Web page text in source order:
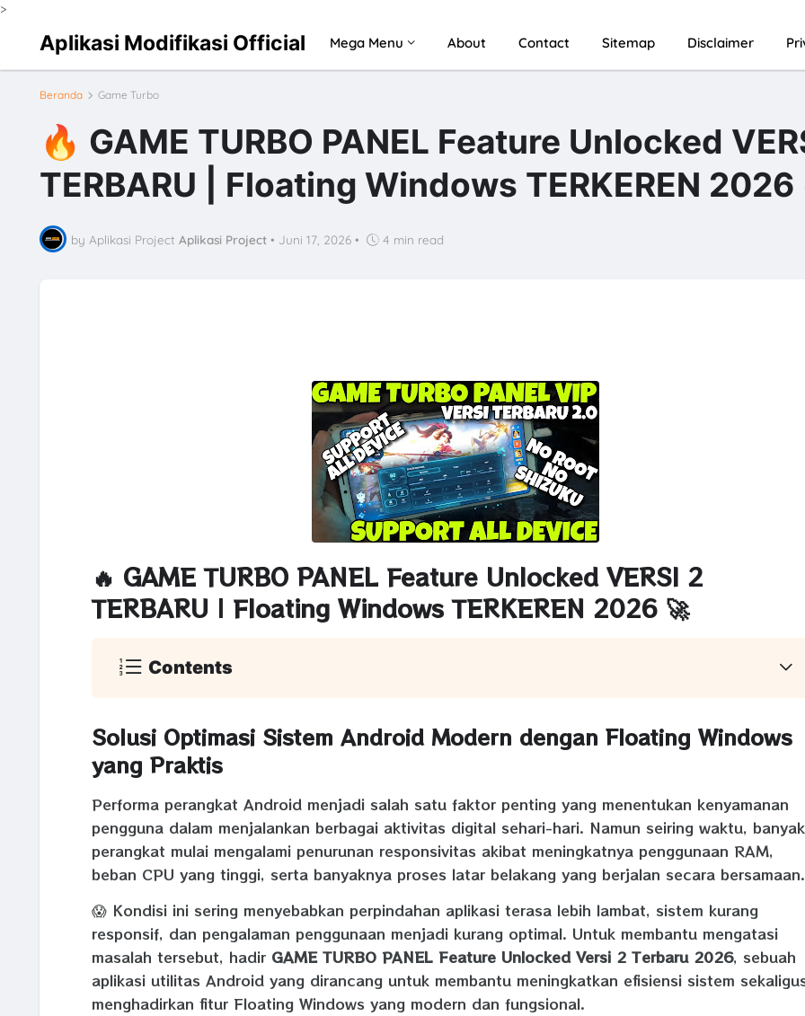
>
Aplikasi Modifikasi Official Mega Menu About Contact Sitemap Disclaimer
Beranda Game Turbo
🔥 GAME TURBO PANEL Feature Unlocked
TERBARU | Floating Windows TERKEREN
by Aplikasi Project Aplikasi Project • Juni 17, 2026 • 4 min read
🔥 GAME TURBO PANEL Feature Unlocked VERSI 2
TERBARU | Floating Windows TERKEREN 2026 🚀
Contents
Solusi Optimasi Sistem Android Modern dengan Floating Windows
yang Praktis
Performa perangkat Android menjadi salah satu faktor penting yang menentukan kenyamanan
pengguna dalam menjalankan berbagai aktivitas digital sehari-hari. Namun seiring waktu, banyak
perangkat mulai mengalami penurunan responsivitas akibat meningkatnya penggunaan RAM,
beban CPU yang tinggi, serta banyaknya proses latar belakang yang berjalan secara bersamaan.
😱 Kondisi ini sering menyebabkan perpindahan aplikasi terasa lebih lambat, sistem kurang
responsif, dan pengalaman penggunaan menjadi kurang optimal. Untuk membantu mengatasi
masalah tersebut, hadir GAME TURBO PANEL Feature Unlocked Versi 2 Terbaru 2026, sebuah
aplikasi utilitas Android yang dirancang untuk membantu meningkatkan efisiensi sistem
menghadirkan fitur Floating Windows yang modern dan fungsional.